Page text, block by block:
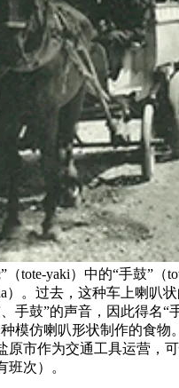
（tote-yaki）中的“手鼓”（
）。过去，这种车上喇叭
手鼓”的声音，因此得名“
模仿喇叭形状制作的食物
原市作为交通工具运营，
班次）。